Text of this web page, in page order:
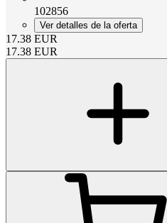
102856
Ver detalles de la oferta
17.38 EUR
17.38 EUR